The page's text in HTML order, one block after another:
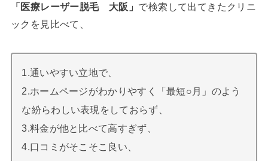
「医療レーザー脱毛 大阪」 で検索して出てきたクリニ
ックを見比べて、
1.通いやすい立地で、
2.ホームページがわかりやすく「最短○月」のよう
な紛らわしい表現をしておらず、
3.料金が他と比べて高すぎず、
4.口コミがそこそこ良い、